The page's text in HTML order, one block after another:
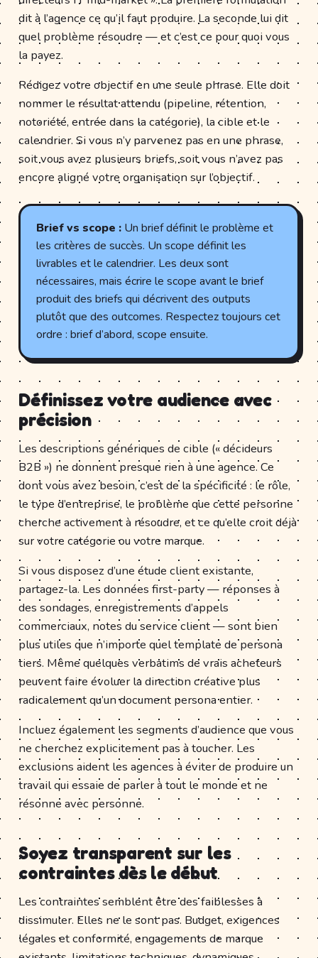
dit à l’agence ce qu’il faut produire. La seconde lui dit
quel problème résoudre — et c’est ce pour quoi vous
la payez.
Rédigez votre objectif en une seule phrase. Elle doit
nommer le résultat attendu (pipeline, rétention,
notoriété, entrée dans la catégorie), la cible et le
calendrier. Si vous n’y parvenez pas en une phrase,
soit vous avez plusieurs briefs, soit vous n’avez pas
encore aligné votre organisation sur l’objectif.
Brief vs scope :Un brief définit le problème et
les critères de succès. Un scope définit les
livrables et le calendrier. Les deux sont
nécessaires, mais écrire le scope avant le brief
produit des briefs qui décrivent des outputs
plutôt que des outcomes. Respectez toujours cet
ordre : brief d’abord, scope ensuite.
Définissez votre audience avec
précision
Les descriptions génériques de cible (« décideurs
B2B ») ne donnent presque rien à une agence. Ce
dont vous avez besoin, c’est de la spécificité : le rôle,
le type d’entreprise, le problème que cette personne
cherche activement à résoudre, et ce qu’elle croit déjà
sur votre catégorie ou votre marque.
Si vous disposez d’une étude client existante,
partagez-la. Les données first-party — réponses à
des sondages, enregistrements d’appels
commerciaux, notes du service client — sont bien
plus utiles que n’importe quel template de persona
tiers. Même quelques verbatims de vrais acheteurs
peuvent faire évoluer la direction créative plus
radicalement qu’un document persona entier.
Incluez également les segments d’audience que vous
ne cherchez explicitement pas à toucher. Les
exclusions aident les agences à éviter de produire un
travail qui essaie de parler à tout le monde et ne
résonne avec personne.
Soyez transparent sur les
contraintes dès le début
Les contraintes semblent être des faiblesses à
dissimuler. Elles ne le sont pas. Budget, exigences
légales et conformité, engagements de marque